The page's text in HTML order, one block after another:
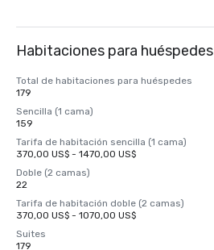
Habitaciones para huéspedes
Total de habitaciones para huéspedes
179
Sencilla (1 cama)
159
Tarifa de habitación sencilla (1 cama)
370,00 US$ - 1470,00 US$
Doble (2 camas)
22
Tarifa de habitación doble (2 camas)
370,00 US$ - 1070,00 US$
Suites
179